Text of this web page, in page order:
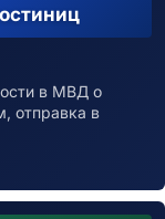
в МВД о
отправка в